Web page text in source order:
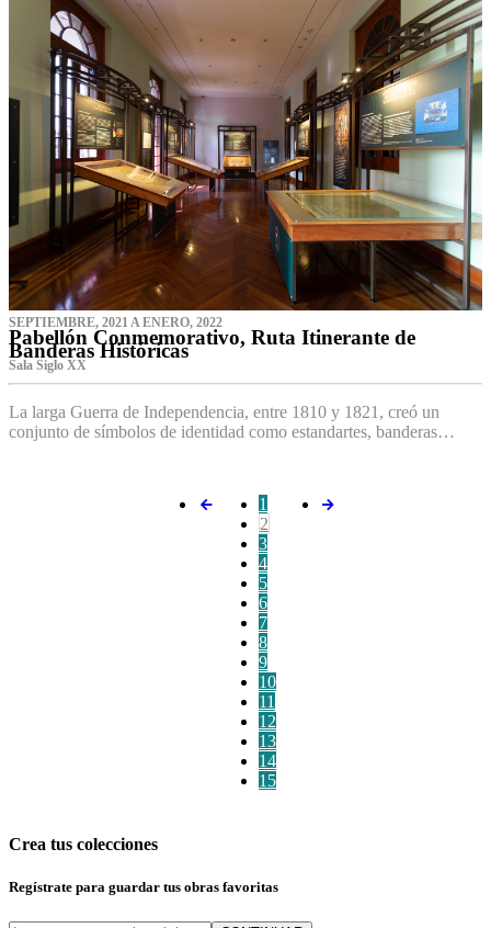
SEPTIEMBRE, 2021 A ENERO, 2022
Pabellón Conmemorativo, Ruta Itinerante de
Banderas Históricas
Sala Siglo XX
La larga Guerra de Independencia, entre 1810 y 1821, creó un
conjunto de símbolos de identidad como estandartes, banderas…
1
2
3
4
5
6
7
8
9
10
11
12
13
14
15
Crea tus colecciones
Regístrate para guardar tus obras favoritas